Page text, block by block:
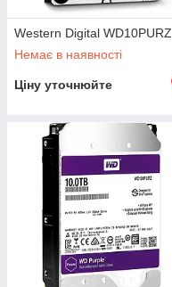
Western Digital WD10PURZ
Немає в наявності
Ціну уточнюйте